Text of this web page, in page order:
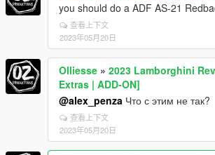
you should do a ADF AS-21
查看上下文
2023年05月20日
Olliesse » 2023 Lamborghini
Extras | ADD-ON]
@alex_penza Что с этим не так?
查看上下文
2023年05月20日